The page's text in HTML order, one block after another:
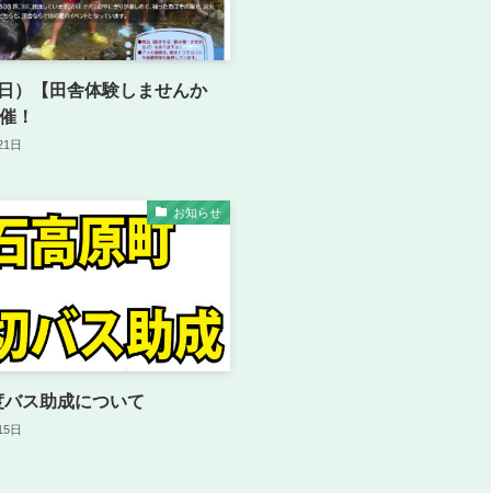
）【田舎体験しませんか
！
日
お知らせ
ス助成について
日